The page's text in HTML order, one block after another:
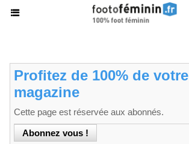
Profitez de 100% de votre
magazine
Cette page est réservée aux abonnés.